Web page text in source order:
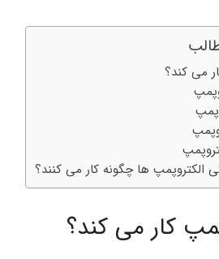
می کند؟
الکتروپمپ ها چگونه کار می کنند؟
کار می کند؟